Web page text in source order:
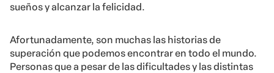
sueños y alcanzar la felicidad.
Afortunadamente, son muchas las historias de
superación que podemos encontrar en todo el mundo.
Personas que a pesar de las dificultades y las distintas